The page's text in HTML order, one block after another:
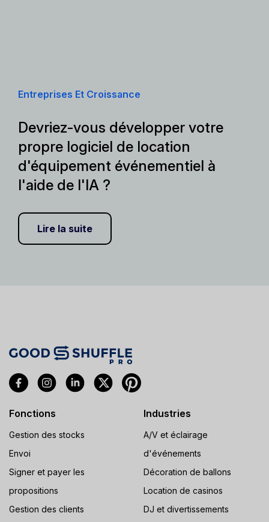
Entreprises Et Croissance
Devriez-vous développer votre
propre logiciel de location
d'équipement événementiel à
l'aide de l'IA ?
Lire la suite
Fonctions
Gestion des stocks
Envoi
Signer et payer les
propositions
Gestion des clients
Industries
A/V et éclairage
d'événements
Décoration de ballons
Location de casinos
DJ et divertissements